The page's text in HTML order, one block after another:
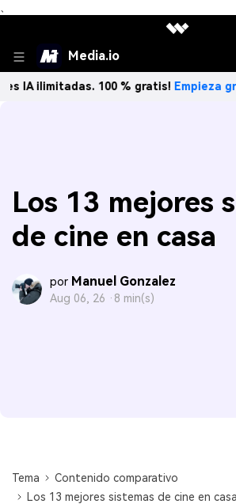
、
Media.io
100 % gratis!Empieza gratis→
Los 13 mejores
de cine en casa
por Manuel Gonzalez
Aug 06, 26 · 8 min(s)
Tema
Contenido comparativo
Los 13 mejores sistemas de cine en casa